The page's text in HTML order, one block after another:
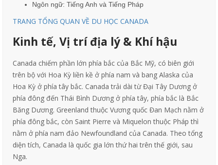
Ngôn ngữ: Tiếng Anh và Tiếng Pháp
TRANG TỔNG QUAN VỀ DU HỌC CANADA
Kinh tế, Vị trí địa lý & Khí hậu
Canada chiếm phần lớn phía bắc của Bắc Mỹ, có biên giới
trên bộ với Hoa Kỳ liền kề ở phía nam và bang Alaska của
Hoa Kỳ ở phía tây bắc. Canada trải dài từ Đại Tây Dương ở
phía đông đến Thái Bình Dương ở phía tây, phía bắc là Bắc
Băng Dương. Greenland thuộc Vương quốc Đan Mạch nằm ở
phía đông bắc, còn Saint Pierre và Miquelon thuộc Pháp thì
nằm ở phía nam đảo Newfoundland của Canada. Theo tổng
diện tích, Canada là quốc gia lớn thứ hai trên thế giới, sau
Nga.